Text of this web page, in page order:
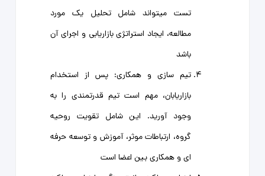
تست میتواند شامل تحلیل یک مورد
مطالعه، ایجاد استراتژی بازاریابی و اجرای آن
باشد
تیم سازی و همکاری: پس از استخدام
بازاریابان، مهم است تیم قدرتمندی را به
وجود آورید. این شامل تقویت روحیه
گروه، ارتباطات موثر، آموزش و توسعه حرفه
ای و همکاری بین اعضا است